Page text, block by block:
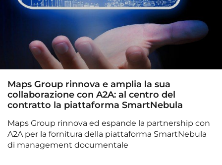
Maps Group rinnova e amplia la sua
collaborazione con A2A: al centro del
contratto la piattaforma SmartNebula
Maps Group rinnova ed espande la partnership con
A2A per la fornitura della piattaforma SmartNebula
di management documentale